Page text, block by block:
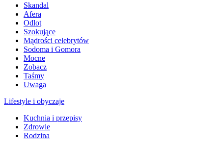
Skandal
Afera
Odlot
Szokujące
Mądrości celebrytów
Sodoma i Gomora
Mocne
Zobacz
Taśmy
Uwaga
Lifestyle i obyczaje
Kuchnia i przepisy
Zdrowie
Rodzina